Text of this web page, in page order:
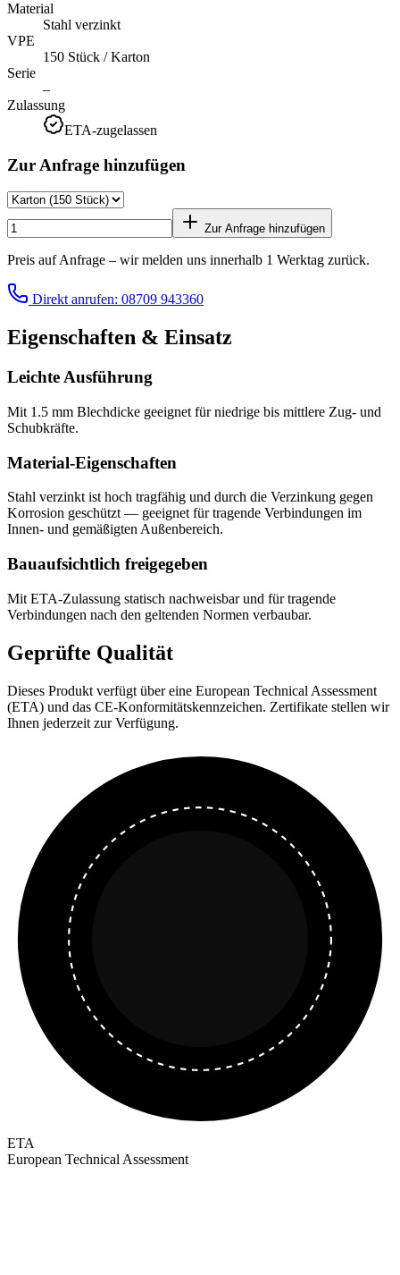
Material
Stahl verzinkt
VPE
150 Stück / Karton
Serie
–
Zulassung
ETA-zugelassen
Zur Anfrage hinzufügen
Zur Anfrage hinzufügen
Preis auf Anfrage – wir melden uns innerhalb 1 Werktag zurück.
Direkt anrufen: 08709 943360
Eigenschaften & Einsatz
Leichte Ausführung
Mit 1.5 mm Blechdicke geeignet für niedrige bis mittlere Zug- und
Schubkräfte.
Material-Eigenschaften
Stahl verzinkt ist hoch tragfähig und durch die Verzinkung gegen
Korrosion geschützt — geeignet für tragende Verbindungen im
Innen- und gemäßigten Außenbereich.
Bauaufsichtlich freigegeben
Mit ETA-Zulassung statisch nachweisbar und für tragende
Verbindungen nach den geltenden Normen verbaubar.
Geprüfte Qualität
Dieses Produkt verfügt über eine European Technical Assessment
(ETA) und das CE-Konformitätskennzeichen. Zertifikate stellen wir
Ihnen jederzeit zur Verfügung.
ETA
European Technical Assessment